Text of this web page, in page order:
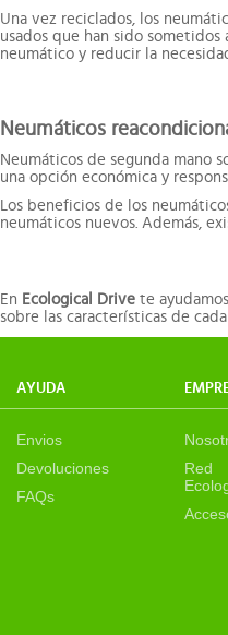
Una vez reciclados, los
usados que han sido
neumático y reducir la
Neumáticos
Neumáticos de segunda mano
una opción económica y
Los beneficios de los
neumáticos nuevos. Además,
En Ecological Drive te
sobre las características de
AYUDA
Envios
Devoluciones
FAQs
Red